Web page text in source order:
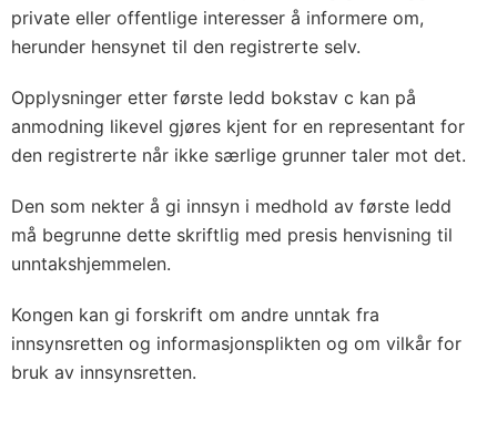
private eller offentlige interesser å informere om,
herunder hensynet til den registrerte selv.
Opplysninger etter første ledd bokstav c kan på
anmodning likevel gjøres kjent for en representant for
den registrerte når ikke særlige grunner taler mot det.
Den som nekter å gi innsyn i medhold av første ledd
må begrunne dette skriftlig med presis henvisning til
unntakshjemmelen.
Kongen kan gi forskrift om andre unntak fra
innsynsretten og informasjonsplikten og om vilkår for
bruk av innsynsretten.